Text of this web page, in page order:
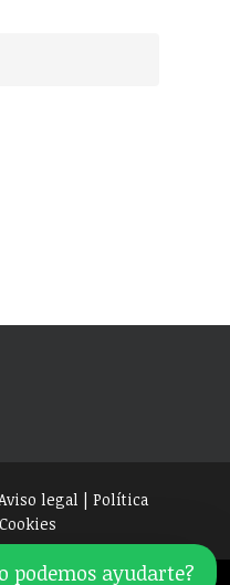
legal | Política
podemos ayudarte?